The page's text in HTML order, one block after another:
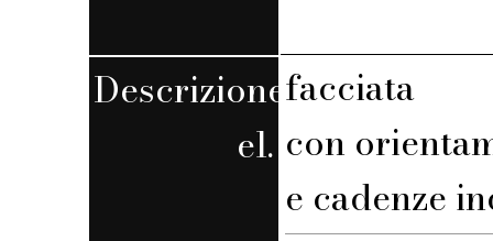
Descrizione
el.
facciata
con
e cadenze